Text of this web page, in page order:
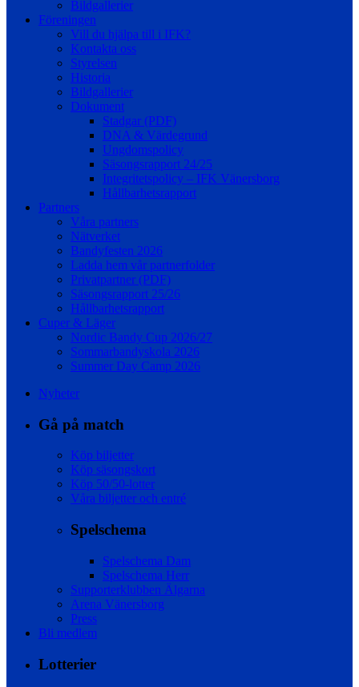
Bildgallerier
Föreningen
Vill du hjälpa till i IFK?
Kontakta oss
Styrelsen
Historia
Bildgallerier
Dokument
Stadgar (PDF)
DNA & Värdegrund
Ungdomspolicy
Säsongsrapport 24/25
Integritetspolicy – IFK Vänersborg
Hållbarhetsrapport
Partners
Våra partners
Nätverket
Bandyfesten 2026
Ladda hem vår partnerfolder
Privatpartner (PDF)
Säsongsrapport 25/26
Hållbarhetsrapport
Cuper & Läger
Nordic Bandy Cup 2026/27
Sommarbandyskola 2026
Summer Day Camp 2026
Nyheter
Gå på match
Köp biljetter
Köp säsongskort
Köp 50/50-lotter
Våra biljetter och entré
Spelschema
Spelschema Dam
Spelschema Herr
Supporterklubben Älgarna
Arena Vänersborg
Press
Bli medlem
Lotterier